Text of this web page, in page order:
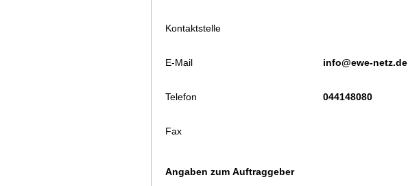
Kontaktstelle
E-Mail info@ewe-netz.de
Telefon 044148080
Fax
Angaben zum Auftraggeber